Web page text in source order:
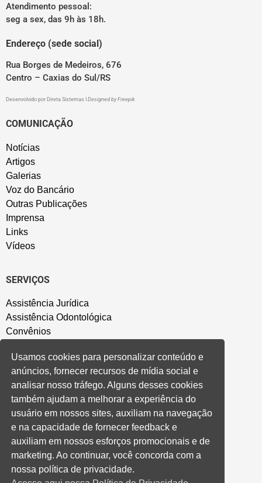
Atendimento pessoal:
seg a sex, das 9h às 18h.
Endereço (sede social)
Rua Borges de Medeiros, 676
Centro – Caxias do Sul/RS
Desenvolvido por Direta Sistemas Designed by Freepik
COMUNICAÇÃO
Notícias
Artigos
Galerias
Voz do Bancário
Outras Publicações
Imprensa
Links
Vídeos
SERVIÇOS
Assistência Jurídica
Assistência Odontológica
Convênios
Salão de Festa
Política de Privacidade
CONVENÇÃO COLETIVA E ACORDOS
Convenções Coletivas
Banco do Brasil
Caixa Econômica Federal
Banrisul
Usamos cookies para personalizar conteúdo e
anúncios, fornecer recursos de mídia social e
analisar nosso tráfego. Alguns desses cookies
também ajudam a melhorar a experiência do
usuário em nossos sites, auxiliam na navegação
e na capacidade de fornecer feedback e
auxiliam em nossos esforços promocionais e de
marketing. Ao continuar, você concorda com a
nossa política de privacidade.